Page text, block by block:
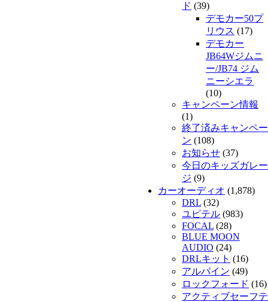
ド (39)
デモカー50プ
リウス (17)
デモカー
JB64Wジムニ
ー/JB74 ジム
ニーシエラ
(10)
キャンペーン情報
(1)
終了済みキャンペー
ン (108)
お知らせ (37)
今日のキッズガレー
ジ (9)
カーオーディオ (1,878)
DRL (32)
ユピテル (983)
FOCAL (28)
BLUE MOON
AUDIO (24)
DRLキット (16)
アルパイン (49)
ロックフォード (16)
アクティブセーフテ